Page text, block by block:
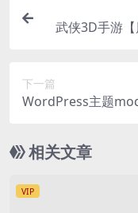
武侠3D手游
下一篇
WordPress主题
相关文章
VIP